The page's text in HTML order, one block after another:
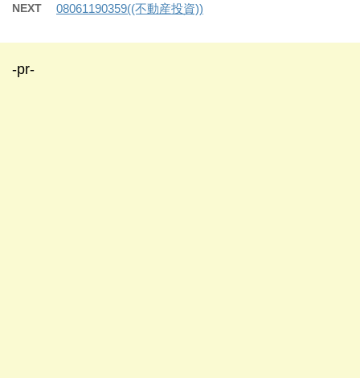
NEXT 08061190359((不動産投資))
-pr-